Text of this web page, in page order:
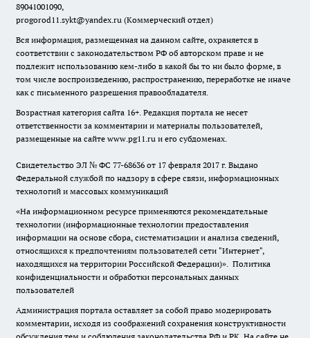
89041001090,
progorod11.sykt@yandex.ru (Коммерческий отдел)
Вся информация, размещенная на данном сайте, охраняется в
соответствии с законодательством РФ об авторском праве и не
подлежит использованию кем-либо в какой бы то ни было форме, в
том числе воспроизведению, распространению, переработке не иначе
как с письменного разрешения правообладателя.
Возрастная категория сайта 16+. Редакция портала не несет
ответственности за комментарии и материалы пользователей,
размещенные на сайте www.pg11.ru и его субдоменах.
Свидетельство ЭЛ № ФС 77-68636 от 17 февраля 2017 г. Выдано
Федеральной службой по надзору в сфере связи, информационных
технологий и массовых коммуникаций
«На информационном ресурсе применяются рекомендательные
технологии (информационные технологии предоставления
информации на основе сбора, систематизации и анализа сведений,
относящихся к предпочтениям пользователей сети "Интернет",
находящихся на территории Российской Федерации)». Политика
конфиденциальности и обработки персональных данных
пользователей
Администрация портала оставляет за собой право модерировать
комментарии, исходя из соображений сохранения конструктивности